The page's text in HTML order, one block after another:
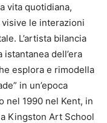
vita quotidiana,
le interazioni
L’artista bilancia
dell’era
esplora e rimodella
in un’epoca
nel 1990 nel Kent, in
Kingston Art School